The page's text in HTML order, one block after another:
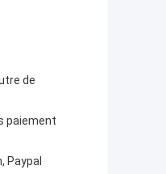
de
paiement
Paypal